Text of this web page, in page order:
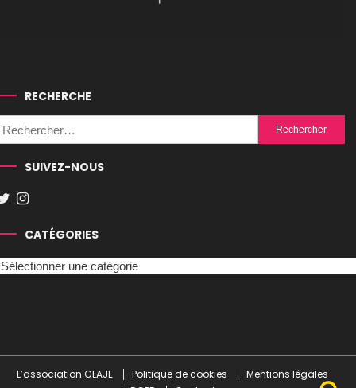
RECHERCHE
Rechercher :
SUIVEZ-NOUS
CATÉGORIES
L’association CLAJE Politique de cookies
Mentions légales